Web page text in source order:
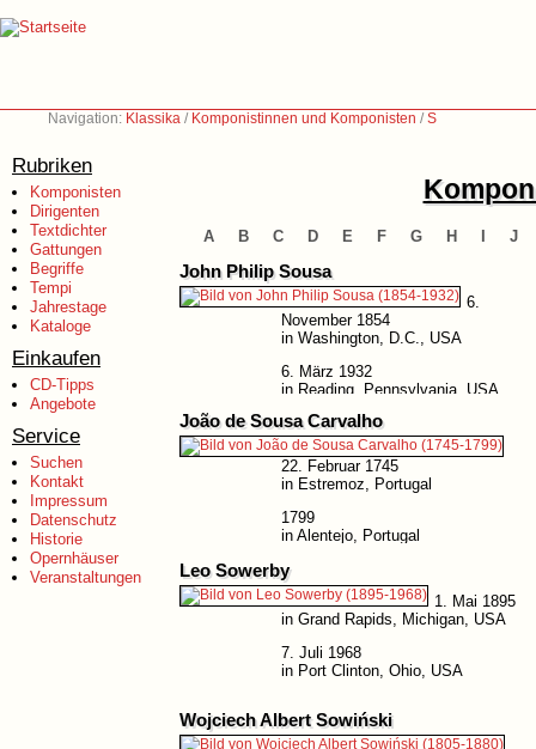
Navigation: Klassika / Komponistinnen und Komponisten /S
Rubriken
Komponisten
Dirigenten
Textdichter
Gattungen
Begriffe
Tempi
Jahrestage
Kataloge
Einkaufen
CD-Tipps
Angebote
Service
Suchen
Kontakt
Impressum
Datenschutz
Historie
Opernhäuser
Veranstaltungen
A B C D E F G H J
John Philip Sousa
6.
November 1854
in Washington, D.C., USA
6. März 1932
in Reading, Pennsylvania, USA
João de Sousa Carvalho
22. Februar 1745
in Estremoz, Portugal
1799
in Alentejo, Portugal
Leo Sowerby
1. Mai 1895
in Grand Rapids, Michigan, USA
7. Juli 1968
in Port Clinton, Ohio, USA
Wojciech Albert Sowiński